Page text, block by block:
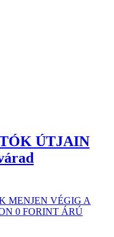
ÚTJAIN
MENJEN VÉGIG A
0 FORINT ÁRÚ